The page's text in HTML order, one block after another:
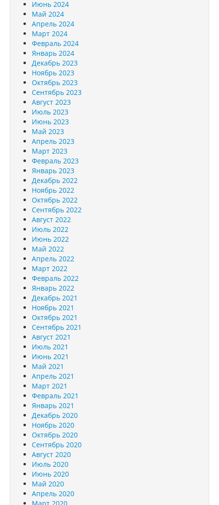
Июнь 2024
Май 2024
Апрель 2024
Март 2024
Февраль 2024
Январь 2024
Декабрь 2023
Ноябрь 2023
Октябрь 2023
Сентябрь 2023
Август 2023
Июль 2023
Июнь 2023
Май 2023
Апрель 2023
Март 2023
Февраль 2023
Январь 2023
Декабрь 2022
Ноябрь 2022
Октябрь 2022
Сентябрь 2022
Август 2022
Июль 2022
Июнь 2022
Май 2022
Апрель 2022
Март 2022
Февраль 2022
Январь 2022
Декабрь 2021
Ноябрь 2021
Октябрь 2021
Сентябрь 2021
Август 2021
Июль 2021
Июнь 2021
Май 2021
Апрель 2021
Март 2021
Февраль 2021
Январь 2021
Декабрь 2020
Ноябрь 2020
Октябрь 2020
Сентябрь 2020
Август 2020
Июль 2020
Июнь 2020
Май 2020
Апрель 2020